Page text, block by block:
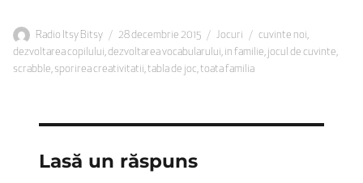
Autor
Radio Itsy Bitsy
Publicat
pe
28 decembrie 2015 Categorii
Jocuri Etichete
cuvinte noi,
dezvoltarea copilului,dezvoltarea vocabularului, in familie, jocul de cuvinte,
scrabble, sporirea creativitatii,tabla de joc,toata familia
Lasă un răspuns